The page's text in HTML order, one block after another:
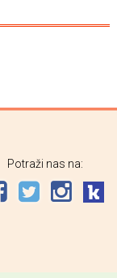
Potraži nas na: